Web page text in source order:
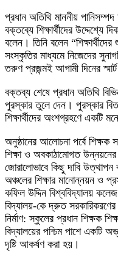
​প্রধান অতিথি মাননীয় পানিসম্পদ
বক্তব্যে শিক্ষার্থীদের উদ্দেশ্যে
বলেন। তিনি বলেন
সংস্কৃতির মাধ্যমে নিজেদের
তরুণ প্রজন্মই আগামী দিনের স্মার্ট
​বক্তব্য শেষে প্রধান অতিথি
পুরস্কার তুলে দেন। পুরস্কার
শিক্ষার্থীদের অংশগ্রহণে একটি
​অনুষ্ঠানের আলোচনা পর্বে শিক্ষক
শিক্ষা ও অবকাঠামোগত
জোরালোভাবে কিছু দাবি উত্থাপন
অঞ্চলের শিক্ষার মানোন্নয়ন ও
কফিল উদ্দিন বিশ্ববিদ্যালয়
বিদ্যালয়-কে দ্রুত
নির্মাণ: স্কুলের প্রধান শিক্ষক
বিদ্যালয়ের পশ্চিম পাশে একটি
দৃষ্টি আকর্ষণ করা হয়।